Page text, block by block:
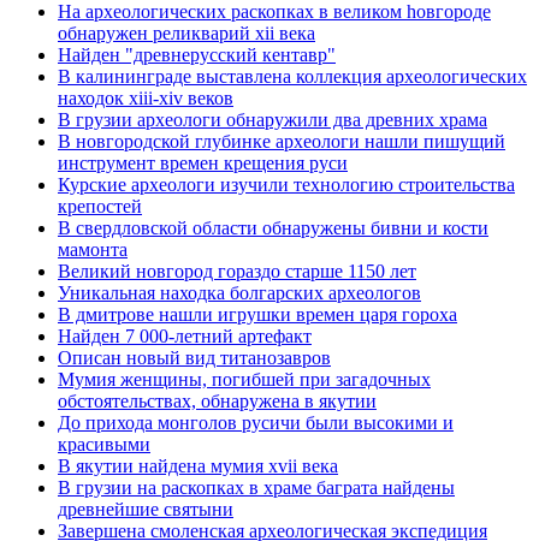
Hа археологических раскопках в великом hовгороде
обнаружен реликварий xii века
Найден "древнерусский кентавр"
В калининграде выставлена коллекция археологических
находок xiii-xiv веков
В грузии археологи обнаружили два древних храма
В новгородской глубинке археологи нашли пишущий
инструмент времен крещения руси
Курские археологи изучили технологию строительства
крепостей
В свердловской области обнаружены бивни и кости
мамонта
Великий новгород гораздо старше 1150 лет
Уникальная находка болгарских археологов
В дмитрове нашли игрушки времен царя гороха
Найден 7 000-летний артефакт
Описан новый вид титанозавров
Мумия женщины, погибшей при загадочных
обстоятельствах, обнаружена в якутии
До прихода монголов русичи были высокими и
красивыми
В якутии найдена мумия xvii века
В грузии на раскопках в храме баграта найдены
древнейшие святыни
Завершена смоленская археологическая экспедиция